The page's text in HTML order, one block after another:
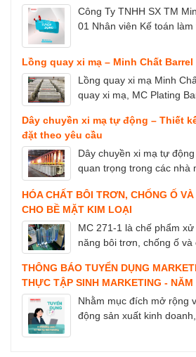
Công Ty TNHH SX TM
01 Nhân viên Kế toán làm
Lồng quay xi mạ – Minh Chất Barrel
Lồng quay xi mạ Minh
quay xi mạ, MC Plating
Dây chuyền xi mạ tự động – Thiết
đặt theo yêu cầu
Dây chuyền xi mạ tự
quan trọng trong các nhà
HÓA CHẤT BÔI TRƠN, CHỐNG Ố
CHO BỀ MẶT KIM LOẠI
MC 271-1 là chế phẩm
năng bôi trơn, chống ố và
THÔNG BÁO TUYỂN DỤNG
THỰC TẬP SINH MARKETING - NĂM
Nhằm mục đích mở rộng
động sản xuất kinh doanh,